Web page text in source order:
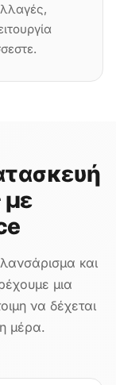
με
και
μια
να δέχεται
μέρα.